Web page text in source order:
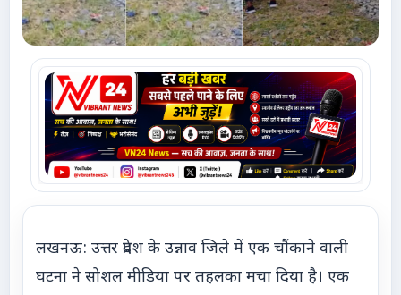
लखनऊ: उत्तर प्रदेश के उन्नाव जिले में एक चौंकाने वाली
घटना ने सोशल मीडिया पर तहलका मचा दिया है। एक